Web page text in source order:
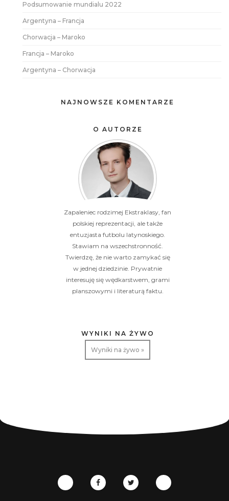
Podsumowanie mundialu 2022
Argentyna – Francja
Chorwacja – Maroko
Francja – Maroko
Argentyna – Chorwacja
NAJNOWSZE KOMENTARZE
O AUTORZE
Zapaleniec rodzimej Ekstraklasy, fan
polskiej reprezentacji, ale także
entuzjasta futbolu latynoskiego.
Stawiam na wszechstronność.
Twierdzę, że nie warto zamykać się
w jednej dziedzinie. Prywatnie
interesuję się wędkarstwem, grami
planszowymi i literaturą faktu.
WYNIKI NA ŻYWO
Wyniki na żywo »